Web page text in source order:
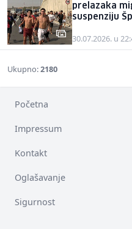
prelazaka
suspenziju
30.07.2026. u
Ukupno:2180
Početna
Impressum
Kontakt
Oglašavanje
Sigurnost